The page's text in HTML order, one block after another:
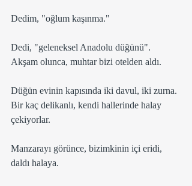
Dedim, "oğlum kaşınma."
Dedi, "geleneksel Anadolu düğünü".
Akşam olunca, muhtar bizi otelden aldı.
Düğün evinin kapısında iki davul, iki zurna.
Bir kaç delikanlı, kendi hallerinde halay
çekiyorlar.
Manzarayı görünce, bizimkinin içi eridi,
daldı halaya.